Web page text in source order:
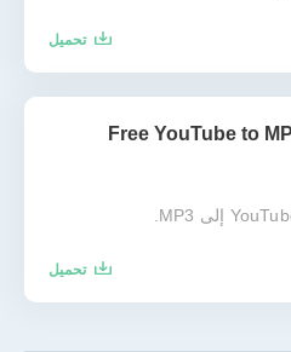
تحميل
Free YouTube to
تحميل